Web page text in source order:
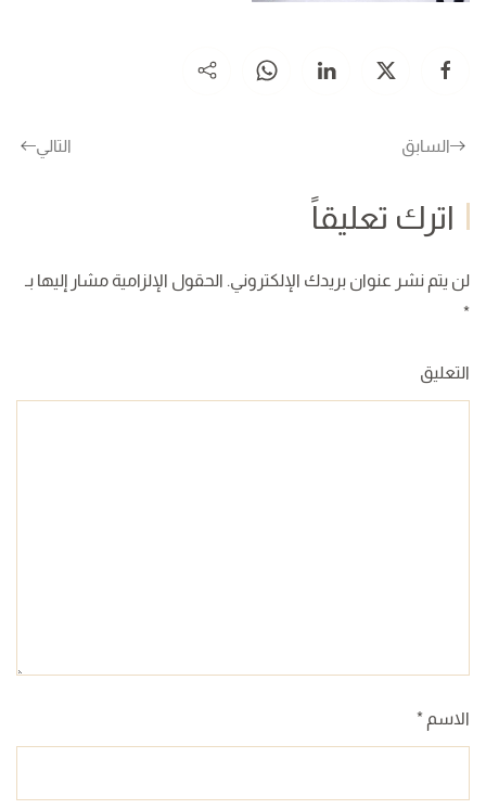
السابق التالي
اترك تعليقاً
لن يتم نشر عنوان بريدك الإلكتروني. الحقول الإلزامية مشار إليها بـ
*
التعليق
الاسم *